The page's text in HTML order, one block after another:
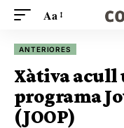
Aa
ANTERIORES
Xàtiva acull
programa
(JOOP)